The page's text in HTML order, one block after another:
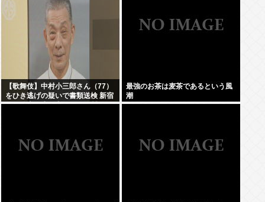
【歌舞伎】中村小三郎さん（77）
をひき逃げの疑いで書類送検 新宿
区の路上で歩行者の20代女性をは
最強のお茶は麦茶であるという風
潮